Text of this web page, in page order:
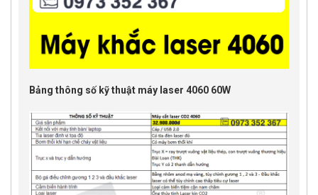
Bảng thông số kỹ thuật máy laser 4060 60W